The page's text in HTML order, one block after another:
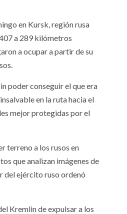
en Kursk, región rusa
a 289 kilómetros
a ocupar a partir de su
poder conseguir el que era
en la ruta hacia el
mejor protegidas por el
terreno a los rusos en
que analizan imágenes de
del ejército ruso ordenó
Kremlin de expulsar a los